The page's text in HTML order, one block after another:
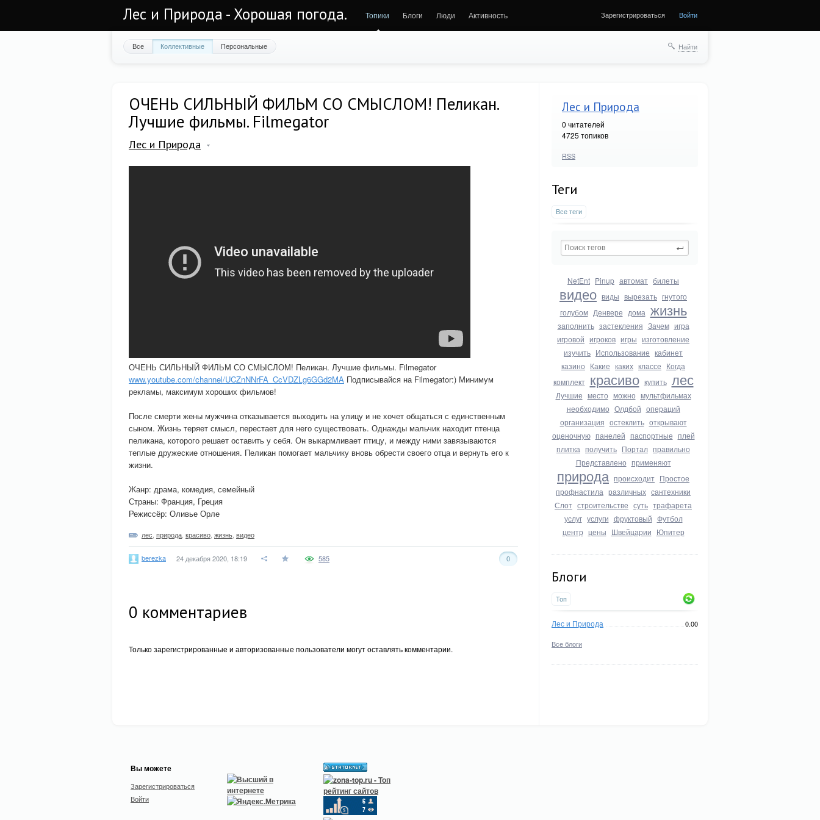
Лес и Природа - Хорошая погода. Топики Блоги Люди Активность Зарегистрироваться Войти
Все Коллективные Персональные Найти
Лес и Природа
0 читателей
4725 топиков
RSS
Теги
Все теги
NetEnt Pinup автомат билеты
видео виды вырезать гнутого
голубом Денвере дома жизнь
заполнить застекления Зачем игра
игровой игроков игры изготовление
изучить Использование кабинет
казино Какие каких классе Когда
комплект красиво купить лес
Лучшие место можно мультфильмах
необходимо Олдбой операций
организация остеклить открывают
оценочную панелей паспортные плей
плитка получить Портал правильно
Представлено применяют
природа происходит Простое
профнастила различных сантехники
Слот строительстве суть трафарета
услуг услуги фруктовый Футбол
центр цены Швейцарии Юпитер
Блоги
Топ
Лес и Природа 0.00
Все блоги
ОЧЕНЬ СИЛЬНЫЙ ФИЛЬМ СО СМЫСЛОМ! Пеликан.
Лучшие фильмы. Filmegator
Лес и Природа
ОЧЕНЬ СИЛЬНЫЙ ФИЛЬМ СО СМЫСЛОМ! Пеликан. Лучшие фильмы. Filmegator
www.youtube.com/channel/UCZnNNrFA_CcVDZLg6GGd2MA Подписывайся на Filmegator:) Минимум
рекламы, максимум хороших фильмов!
После смерти жены мужчина отказывается выходить на улицу и не хочет общаться с единственным
сыном. Жизнь теряет смысл, перестает для него существовать. Однажды мальчик находит птенца
пеликана, которого решает оставить у себя. Он выкармливает птицу, и между ними завязываются
теплые дружеские отношения. Пеликан помогает мальчику вновь обрести своего отца и вернуть его к
жизни.
Жанр: драма, комедия, семейный
Страны: Франция, Греция
Режиссёр: Оливье Орле
лес природа красиво жизнь видео
berezka 24 декабря 2020, 18:19 0
585
0 комментариев
Только зарегистрированные и авторизованные пользователи могут оставлять комментарии.
Вы можете
Зарегистрироваться
Войти